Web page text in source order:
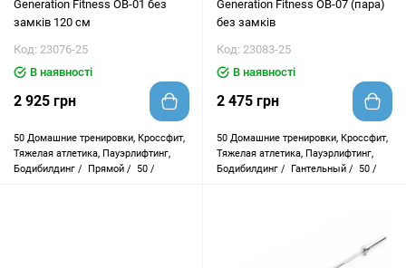
Generation Fitness OB-01 без
замків 120 см
Код: 23076-25
В наявності
2 925 грн
50 Домашние тренировки, Кроссфит,
Тяжелая атлетика, Пауэрлифтинг,
Бодибилдинг /
Прямой / 50 /
Generation Fitness OB-07 (пара)
без замків
Код: 23083-25
В наявності
2 475 грн
50 Домашние тренировки, Кроссфит,
Тяжелая атлетика, Пауэрлифтинг,
Бодибилдинг /
Гантельный / 50 /